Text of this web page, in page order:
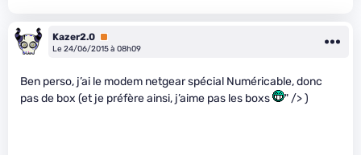
Kazer2.0 Premium
Le 24/06/2015 à 08h09
Ben perso, j’ai le modem netgear spécial Numéricable, donc
pas de box (et je préfère ainsi, j’aime pas les boxs
" /> )